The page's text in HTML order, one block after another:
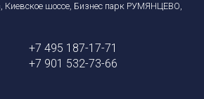
Киевское шоссе, Бизнес парк РУМЯНЦЕВО,
+7 495 187-17-71
+7 901 532-73-66